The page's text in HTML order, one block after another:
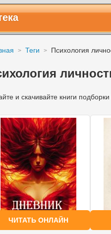
Теги Психология
и скачивайте книги
ЧИТАТЬ ОНЛАЙН